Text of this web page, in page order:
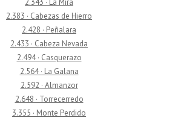
2.343 · La Mira
2.383 · Cabezas de Hierro
2.428 · Peñalara
2.433 · Cabeza Nevada
2.494 · Casquerazo
2.564 · La Galana
2.592 · Almanzor
2.648 · Torrecerredo
3.355 · Monte Perdido